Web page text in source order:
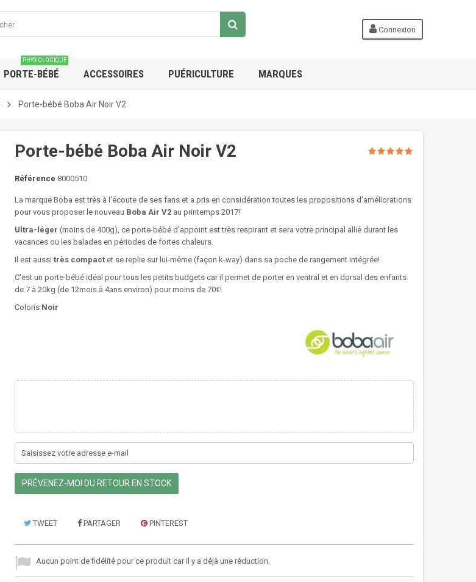
Connexion
PORTE-BÉBÉ
PHYSIOLOGIQUE
ACCESSOIRES PUÉRICULTURE MARQUES
Porte-bébé Boba Air Noir V2
Porte-bébé Boba Air Noir V2
Référence 8000510
La marque Boba est très à l'écoute de ses fans et a pris en considération toutes les propositions d'améliorations
pour vous proposer le nouveau Boba Air V2 au printemps 2017!
Ultra-léger (moins de 400g), ce porte-bébé d'appoint est très respirant et sera votre principal allié durant les
vacances ou les balades en périodes de fortes chaleurs.
Il est aussi très compact et se replie sur lui-même (façon k-way) dans sa poche de rangement intégrée!
C'est un porte-bébé idéal pour tous les petits budgets car il permet de porter en ventral et en dorsal des enfants
de 7 à 20kg (de 12mois à 4ans environ) pour moins de 70€!
Coloris Noir
PRÉVENEZ-MOI DU RETOUR EN STOCK
TWEET PARTAGER PINTEREST
Aucun point de fidélité pour ce produit car il y a déjà une réduction.